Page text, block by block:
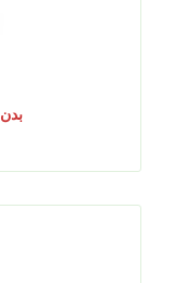
بدن 200ml نوشیدن چای سبز